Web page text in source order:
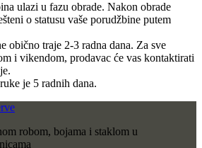
ulazi u fazu obrade. Nakon obrade
o statusu vaše porudžbine putem
obično traje 2-3 radna dana. Za sve
i vikendom, prodavac će vas kontaktirati
je 5 radnih dana.
robom, bojama i staklom u